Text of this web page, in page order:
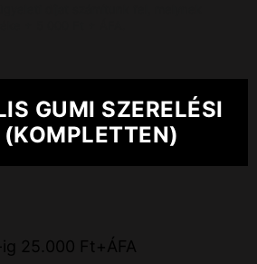
GUMI SZERELÉSI
25.000 Ft+ÁFA